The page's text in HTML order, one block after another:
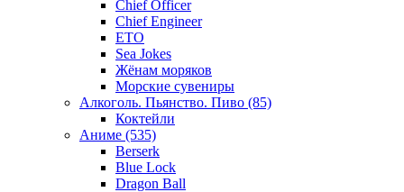
Chief Officer
Chief Еngineer
ETO
Sea Jokes
Жёнам моряков
Морские сувениры
Алкоголь. Пьянство. Пиво (85)
Коктейли
Аниме (535)
Berserk
Blue Lock
Dragon Ball